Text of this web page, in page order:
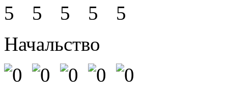
Начальство